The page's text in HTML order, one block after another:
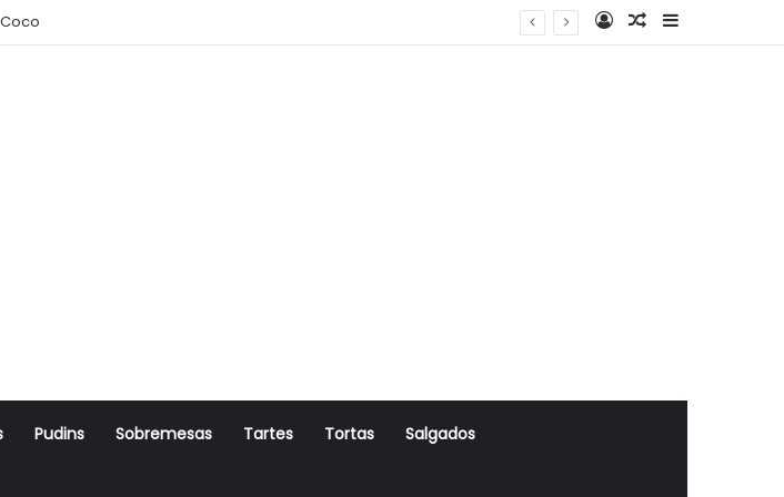
Log InArtigo Aleatório
Sidebar
Pudins Sobremesas Tartes Tortas Salgados